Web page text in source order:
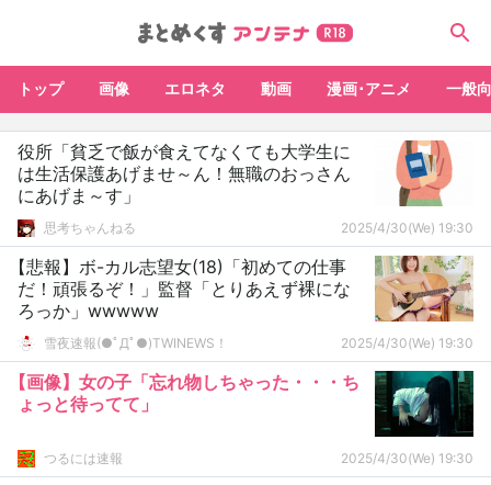
トップ 画像 エロネタ 動画 漫画･アニメ 一般
役所「貧乏で飯が食えてなくても大学生に
は生活保護あげませ～ん！無職のおっさん
にあげま～す」
思考ちゃんねる 2025/4/30(We) 19:30
【悲報】ボ-カル志望女(18)「初めての仕事
だ！頑張るぞ！」監督「とりあえず裸にな
ろっか」wwwww
雪夜速報(●ﾟДﾟ●)TWINEWS！ 2025/4/30(We) 19:30
【画像】女の子「忘れ物しちゃった・・・ち
ょっと待ってて」
つるには速報 2025/4/30(We) 19:30